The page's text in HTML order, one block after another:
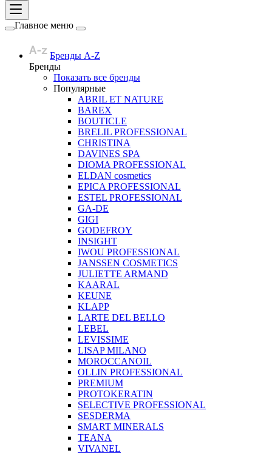
Главное меню
Бренды A-Z
Бренды
Показать все бренды
Популярные
ABRIL ET NATURE
BAREX
BOUTICLE
BRELIL PROFESSIONAL
CHRISTINA
DAVINES SPA
DIOMA PROFESSIONAL
ELDAN cosmetics
EPICA PROFESSIONAL
ESTEL PROFESSIONAL
GA-DE
GIGI
GODEFROY
INSIGHT
IWOU PROFESSIONAL
JANSSEN COSMETICS
JULIETTE ARMAND
KAARAL
KEUNE
KLAPP
LARTE DEL BELLO
LEBEL
LEVISSIME
LISAP MILANO
MOROCCANOIL
OLLIN PROFESSIONAL
PREMIUM
PROTOKERATIN
SELECTIVE PROFESSIONAL
SESDERMA
SMART MINERALS
TEANA
VIVANEL